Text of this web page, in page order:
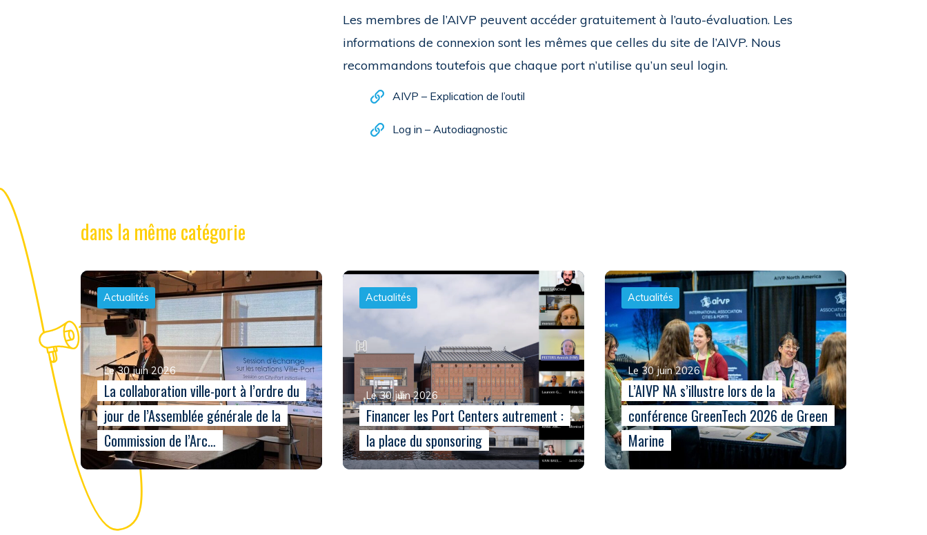
Les membres de l’AIVP peuvent accéder gratuitement à l’auto-évaluation. Les
informations de connexion sont les mêmes que celles du site de l’AIVP. Nous
recommandons toutefois que chaque port n’utilise qu’un seul login.
AIVP – Explication de l’outil
Log in – Autodiagnostic
dans la même catégorie
Actualités
Le 30 juin 2026
La collaboration ville-port à l’ordre du
jour de l’Assemblée générale de la
Commission de l’Arc…
Actualités
Le 30 juin 2026
Financer les Port Centers autrement :
la place du sponsoring
Actualités
Le 30 juin 2026
L’AIVP NA s’illustre lors de la
conférence GreenTech 2026 de Green
Marine